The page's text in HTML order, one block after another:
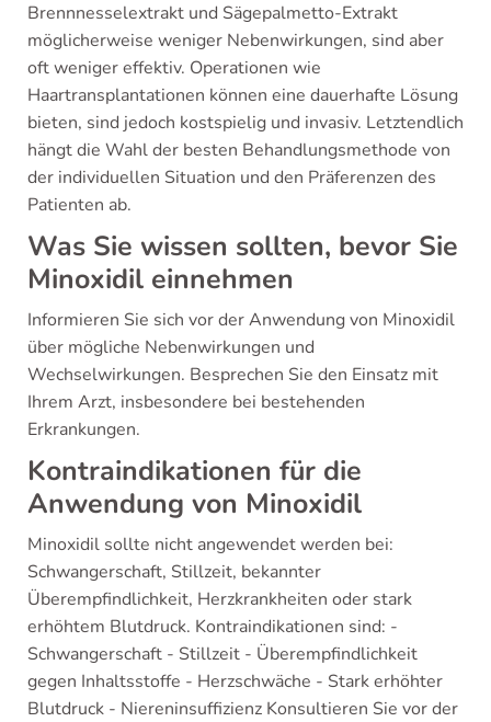
Brennnesselextrakt und Sägepalmetto-Extrakt
möglicherweise weniger Nebenwirkungen, sind aber
oft weniger effektiv. Operationen wie
Haartransplantationen können eine dauerhafte Lösung
bieten, sind jedoch kostspielig und invasiv. Letztendlich
hängt die Wahl der besten Behandlungsmethode von
der individuellen Situation und den Präferenzen des
Patienten ab.
Was Sie wissen sollten, bevor Sie
Minoxidil einnehmen
Informieren Sie sich vor der Anwendung von Minoxidil
über mögliche Nebenwirkungen und
Wechselwirkungen. Besprechen Sie den Einsatz mit
Ihrem Arzt, insbesondere bei bestehenden
Erkrankungen.
Kontraindikationen für die
Anwendung von Minoxidil
Minoxidil sollte nicht angewendet werden bei:
Schwangerschaft, Stillzeit, bekannter
Überempfindlichkeit, Herzkrankheiten oder stark
erhöhtem Blutdruck. Kontraindikationen sind: -
Schwangerschaft - Stillzeit - Überempfindlichkeit
gegen Inhaltsstoffe - Herzschwäche - Stark erhöhter
Blutdruck - Niereninsuffizienz Konsultieren Sie vor der